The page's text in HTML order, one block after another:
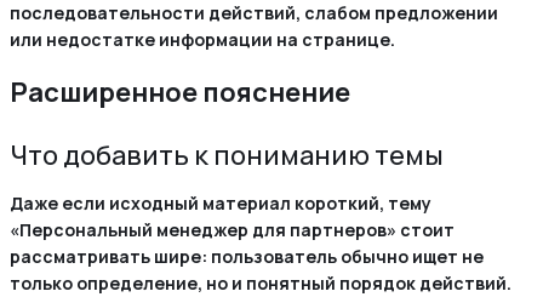
последовательности действий, слабом предложении
или недостатке информации на странице.
Расширенное пояснение
Что добавить к пониманию темы
Даже если исходный материал короткий, тему
«Персональный менеджер для партнеров» стоит
рассматривать шире: пользователь обычно ищет не
только определение, но и понятный порядок действий.